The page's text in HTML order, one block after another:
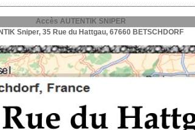
Accès AUTENTIK SNIPER
Sniper, 35 Rue du Hattgau, 67660 BETSCHDORF